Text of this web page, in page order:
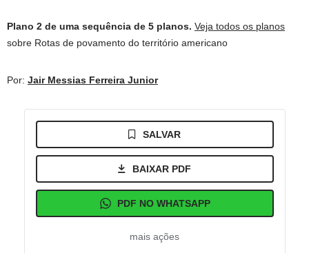
Plano 2 de uma sequência de 5 planos. Veja todos os planos
sobre Rotas de povamento do território americano
Por: Jair Messias Ferreira Junior
SALVAR
BAIXAR PDF
PDF NO WHATSAPP
mais ações